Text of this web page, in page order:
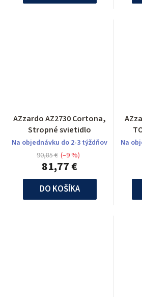
AZzardo AZ2730 Cortona,
Stropné svietidlo
Na objednávku do 2-3 týždňov
81,77 €
90,85 € (–9 %)
DO KOŠÍKA
Na